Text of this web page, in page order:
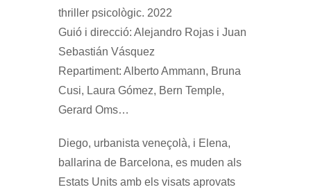
thriller psicològic. 2022
Guió i direcció: Alejandro Rojas i Juan
Sebastián Vásquez
Repartiment: Alberto Ammann, Bruna
Cusi, Laura Gómez, Bern Temple,
Gerard Oms…
Diego, urbanista veneçolà, i Elena,
ballarina de Barcelona, es muden als
Estats Units amb els visats aprovats